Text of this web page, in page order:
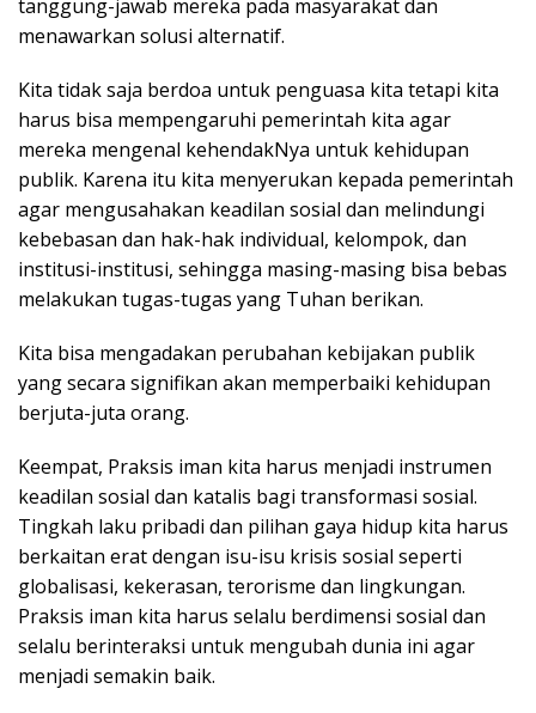
tanggung-jawab mereka pada masyarakat dan
menawarkan solusi alternatif.
Kita tidak saja berdoa untuk penguasa kita tetapi kita
harus bisa mempengaruhi pemerintah kita agar
mereka mengenal kehendakNya untuk kehidupan
publik. Karena itu kita menyerukan kepada pemerintah
agar mengusahakan keadilan sosial dan melindungi
kebebasan dan hak-hak individual, kelompok, dan
institusi-institusi, sehingga masing-masing bisa bebas
melakukan tugas-tugas yang Tuhan berikan.
Kita bisa mengadakan perubahan kebijakan publik
yang secara signifikan akan memperbaiki kehidupan
berjuta-juta orang.
Keempat, Praksis iman kita harus menjadi instrumen
keadilan sosial dan katalis bagi transformasi sosial.
Tingkah laku pribadi dan pilihan gaya hidup kita harus
berkaitan erat dengan isu-isu krisis sosial seperti
globalisasi, kekerasan, terorisme dan lingkungan.
Praksis iman kita harus selalu berdimensi sosial dan
selalu berinteraksi untuk mengubah dunia ini agar
menjadi semakin baik.